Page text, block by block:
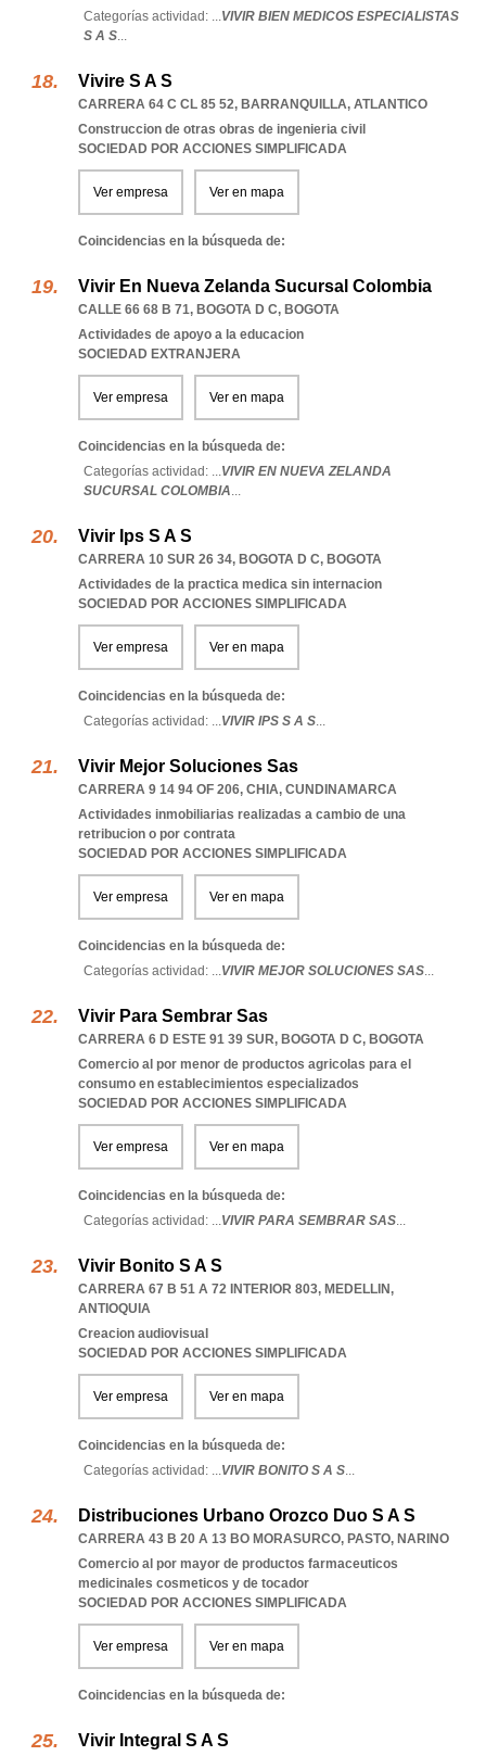
Categorías actividad: ...VIVIR BIEN MEDICOS ESPECIALISTAS
S A S...
Vivire S A S
CARRERA 64 C CL 85 52, BARRANQUILLA, ATLANTICO
Construccion de otras obras de ingenieria civil
SOCIEDAD POR ACCIONES SIMPLIFICADA
Ver empresa Ver en mapa
Coincidencias en la búsqueda de:
Vivir En Nueva Zelanda Sucursal Colombia
CALLE 66 68 B 71, BOGOTA D C, BOGOTA
Actividades de apoyo a la educacion
SOCIEDAD EXTRANJERA
Ver empresa Ver en mapa
Coincidencias en la búsqueda de:
Categorías actividad: ...VIVIR EN NUEVA ZELANDA
SUCURSAL COLOMBIA...
Vivir Ips S A S
CARRERA 10 SUR 26 34, BOGOTA D C, BOGOTA
Actividades de la practica medica sin internacion
SOCIEDAD POR ACCIONES SIMPLIFICADA
Ver empresa Ver en mapa
Coincidencias en la búsqueda de:
Categorías actividad: ...VIVIR IPS S A S...
Vivir Mejor Soluciones Sas
CARRERA 9 14 94 OF 206, CHIA, CUNDINAMARCA
Actividades inmobiliarias realizadas a cambio de una
retribucion o por contrata
SOCIEDAD POR ACCIONES SIMPLIFICADA
Ver empresa Ver en mapa
Coincidencias en la búsqueda de:
Categorías actividad: ...VIVIR MEJOR SOLUCIONES SAS...
Vivir Para Sembrar Sas
CARRERA 6 D ESTE 91 39 SUR, BOGOTA D C, BOGOTA
Comercio al por menor de productos agricolas para el
consumo en establecimientos especializados
SOCIEDAD POR ACCIONES SIMPLIFICADA
Ver empresa Ver en mapa
Coincidencias en la búsqueda de:
Categorías actividad: ...VIVIR PARA SEMBRAR SAS...
Vivir Bonito S A S
CARRERA 67 B 51 A 72 INTERIOR 803, MEDELLIN,
ANTIOQUIA
Creacion audiovisual
SOCIEDAD POR ACCIONES SIMPLIFICADA
Ver empresa Ver en mapa
Coincidencias en la búsqueda de:
Categorías actividad: ...VIVIR BONITO S A S...
Distribuciones Urbano Orozco Duo S A S
CARRERA 43 B 20 A 13 BO MORASURCO, PASTO, NARINO
Comercio al por mayor de productos farmaceuticos
medicinales cosmeticos y de tocador
SOCIEDAD POR ACCIONES SIMPLIFICADA
Ver empresa Ver en mapa
Coincidencias en la búsqueda de:
Vivir Integral S A S